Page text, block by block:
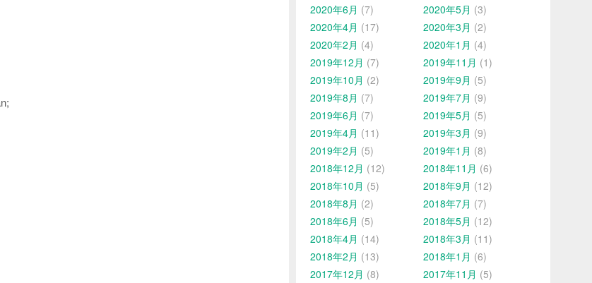
2020年6月 (7) 2020年5月 (3)
2020年4月 (17) 2020年3月 (2)
2020年2月 (4) 2020年1月 (4)
2019年12月 (7) 2019年11月 (1)
2019年10月 (2) 2019年9月 (5)
2019年8月 (7) 2019年7月 (9)
2019年6月 (7) 2019年5月 (5)
2019年4月 (11) 2019年3月 (9)
2019年2月 (5) 2019年1月 (8)
2018年12月 (12) 2018年11月 (6)
2018年10月 (5) 2018年9月 (12)
2018年8月 (2) 2018年7月 (7)
2018年6月 (5) 2018年5月 (12)
2018年4月 (14) 2018年3月 (11)
2018年2月 (13) 2018年1月 (6)
2017年12月 (8) 2017年11月 (5)